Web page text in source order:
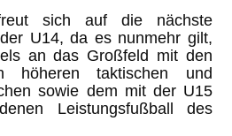
sich auf die nächste
U14, da es nunmehr gilt,
an das Großfeld mit den
höheren taktischen und
sowie dem mit der U15
Leistungsfußball des